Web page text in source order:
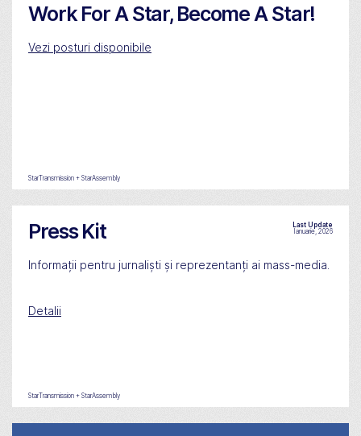
Work For A Star, Become A Star!
Vezi posturi disponibile
StarTransmission + StarAssembly
Last Update
Ianuarie, 2026
Press Kit
Informații pentru jurnaliști și reprezentanți ai mass-media.
Detalii
StarTransmission + StarAssembly